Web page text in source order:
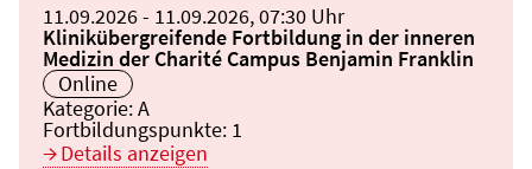
Beginn:
11.09.2026Ende und Anfangszeit:
- 11.09.2026,07:30 Uhr
Veranstaltungstitel:
Klinikübergreifende Fortbildung in der inneren
Medizin der Charité Campus Benjamin Franklin
Veranstaltungsort:
Online
Kategorie:A
Fortbildungspunkte: 1
Details anzeigen